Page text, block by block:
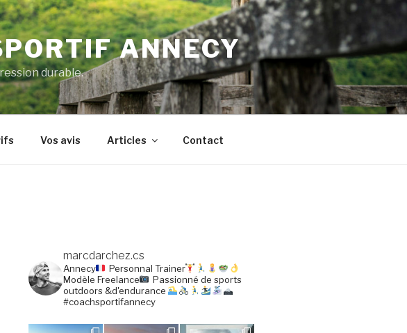
ANNECY
durable.
Vos avis Articles Contact
marcdarchez.cs
Annecy
Personnal Trainer
Modèle Freelance
Passionné de sports
outdoors &d'endurance
#coachsportifannecy